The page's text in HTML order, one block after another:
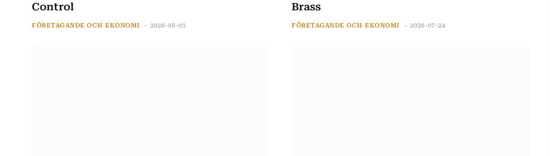
Control
FÖRETAGANDE OCH EKONOMI 2026-08-03
Brass
FÖRETAGANDE OCH EKONOMI 2026-07-24